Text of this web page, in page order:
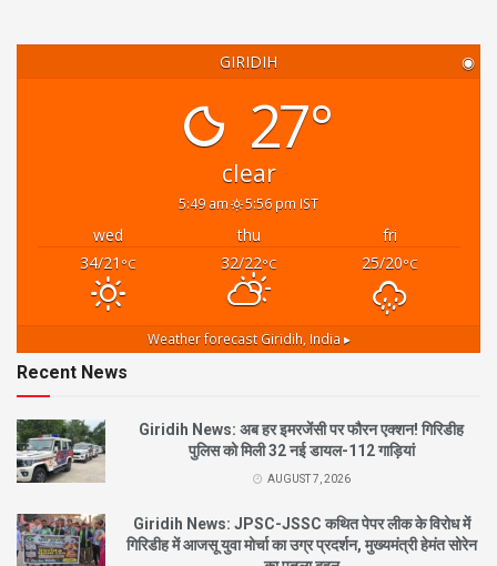
GIRIDIH ◉
27°
clear
5:49 am 5:56 pm IST
wed thu
fri
34/21 °C 32/22°C 25/20°C
Weather forecast Giridih, India ▸
Recent News
Giridih News: अब हर इमरजेंसी पर फौरन एक्शन! गिरिडीह
पुलिस को मिली 32 नई डायल-112 गाड़ियां
AUGUST 7, 2026
Giridih News: JPSC-JSSC कथित पेपर लीक के विरोध में
गिरिडीह में आजसू युवा मोर्चा का उग्र प्रदर्शन, मुख्यमंत्री हेमंत सोरेन